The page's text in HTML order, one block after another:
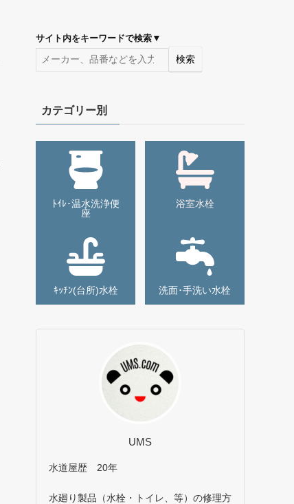
サイト内をキーワードで検索 ▼
検索
カテゴリー別
ﾄｲﾚ･温水洗浄便
座
浴室水栓
ｷｯﾁﾝ(台所)水栓 洗面･手洗い水栓
UMS
水道屋歴 20年
水廻り製品（水栓・トイレ、等）の修理方